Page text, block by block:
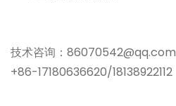
技术咨询：86070542@qq.com
+86-17180636620/18138922112